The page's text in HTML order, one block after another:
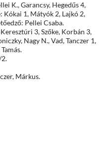
K., Garancsy, Hegedűs 4,
Kókai 1, Mátyók 2, Lajkó 2,
Pellei Csaba.
3, Szőke, Korbán 3,
Nagy N., Vad, Tanczer 1,
Márkus.